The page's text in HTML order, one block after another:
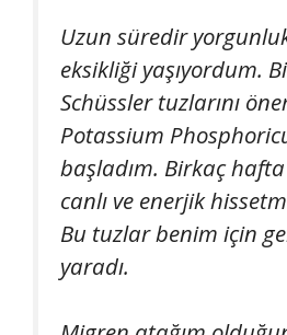
Uzun süredir
eksikliği yaşıyordum.
Schüssler tuzlarını
Potassium
başladım. Birkaç
canlı ve enerjik
Bu tuzlar benim için
yaradı.